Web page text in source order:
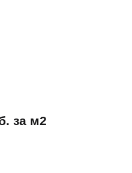
за м2